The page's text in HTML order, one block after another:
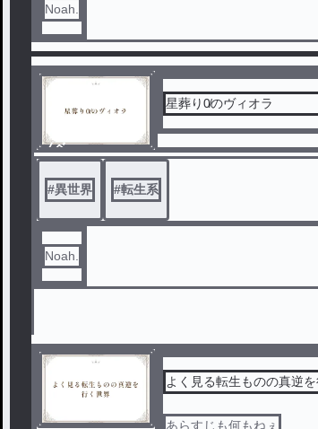
Noah.
ノベ
ル
星葬り0̸のヴィオラ
#異世界 #転生系
Noah.
よく見る転生ものの真逆
あらすじも何もねぇ